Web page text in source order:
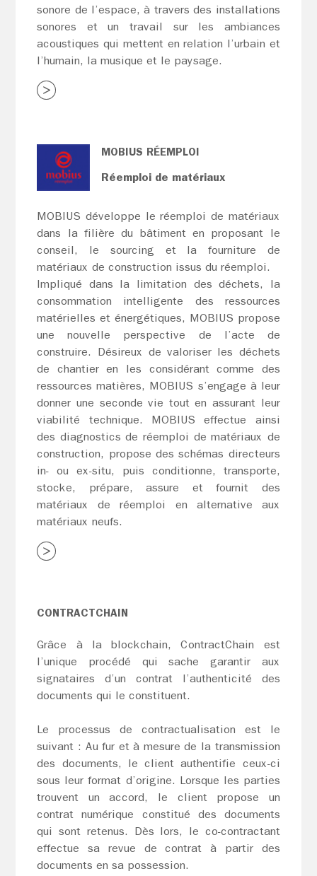
sonore de l’espace, à travers des installations
sonores et un travail sur les ambiances
acoustiques qui mettent en relation l’urbain et
l’humain, la musique et le paysage.
MOBIUS RÉEMPLOI
Réemploi de matériaux
MOBIUS développe le réemploi de matériaux
dans la filière du bâtiment en proposant le
conseil, le sourcing et la fourniture de
matériaux de construction issus du réemploi.
Impliqué dans la limitation des déchets, la
consommation intelligente des ressources
matérielles et énergétiques, MOBIUS propose
une nouvelle perspective de l’acte de
construire. Désireux de valoriser les déchets
de chantier en les considérant comme des
ressources matières, MOBIUS s’engage à leur
donner une seconde vie tout en assurant leur
viabilité technique. MOBIUS effectue ainsi
des diagnostics de réemploi de matériaux de
construction, propose des schémas directeurs
in- ou ex-situ, puis conditionne, transporte,
stocke, prépare, assure et fournit des
matériaux de réemploi en alternative aux
matériaux neufs.
CONTRACTCHAIN
Grâce à la blockchain, ContractChain est
l’unique procédé qui sache garantir aux
signataires d’un contrat l’authenticité des
documents qui le constituent.
Le processus de contractualisation est le
suivant : Au fur et à mesure de la transmission
des documents, le client authentifie ceux-ci
sous leur format d’origine. Lorsque les parties
trouvent un accord, le client propose un
contrat numérique constitué des documents
qui sont retenus. Dès lors, le co-contractant
effectue sa revue de contrat à partir des
documents en sa possession.